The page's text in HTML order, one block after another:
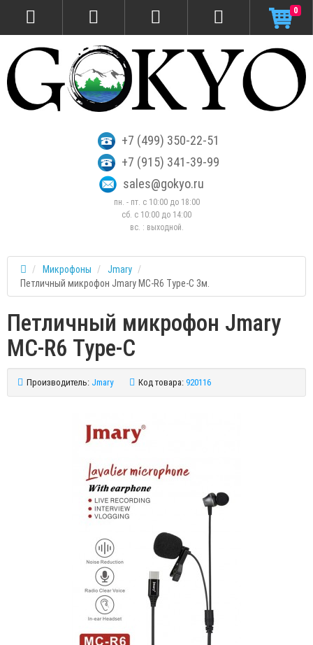
+7 (499) 350-22-51
+7 (915) 341-39-99
sales@gokyo.ru
пн. - пт. с 10:00 до 18:00
сб. c 10:00 до 14:00
вс. : выходной.
0
Микрофоны
Jmary
Петличный микрофон Jmary MC-R6 Type-C 3м.
Петличный микрофон Jmary
MC-R6 Type-C
Производитель: Jmary Код товара: 920116